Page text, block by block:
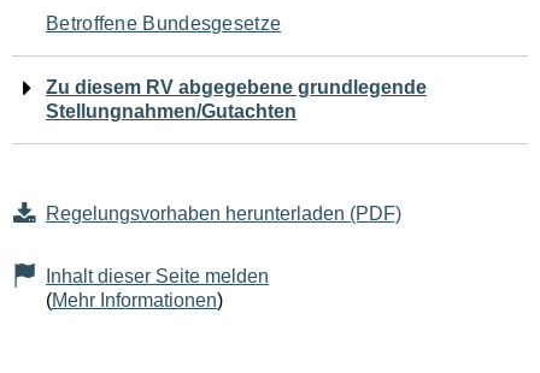
Betroffene Bundesgesetze
Zu diesem RV abgegebene grundlegende
Stellungnahmen/Gutachten
Regelungsvorhaben herunterladen (PDF)
Inhalt dieser Seite melden
(Mehr Informationen)